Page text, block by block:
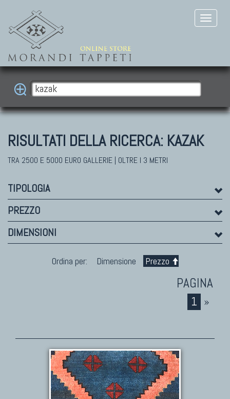
RISULTATI DELLA RICERCA: KAZAK
TRA 2500 E 5000 EURO GALLERIE | OLTRE I 3 METRI
TIPOLOGIA
PREZZO
DIMENSIONI
Ordina per: Dimensione Prezzo
1 »